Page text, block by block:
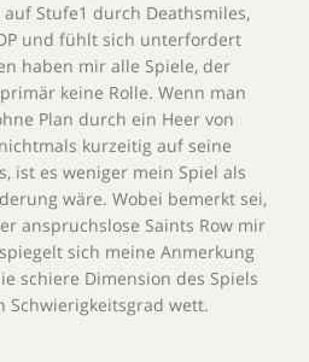
Stufe1 durch Deathsmiles,
und fühlt sich unterfordert
haben mir alle Spiele, der
keine Rolle. Wenn man
Plan durch ein Heer von
kurzeitig auf seine
ist es weniger mein Spiel als
wäre. Wobei bemerkt sei,
anspruchslose Saints Row mir
sich meine Anmerkung
schiere Dimension des Spiels
Schwierigkeitsgrad wett.